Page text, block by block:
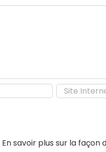
En savoir plus sur la façon